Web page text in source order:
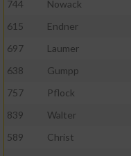
744 Nowack
615
Endner
697
Laumer
638
Gumpp
757
Pflock
839
Walter
589
Christ